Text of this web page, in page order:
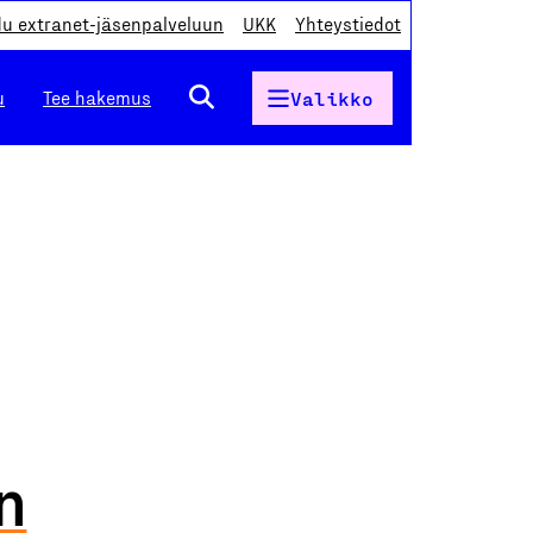
extranet-jäsenpalveluun UKK Yhteystiedot
Tee hakemus Valikko